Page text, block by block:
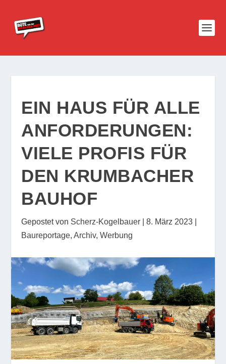
EIN HAUS FÜR ALLE
ANFORDERUNGEN:
VIELE PROFIS FÜR
DEN KRUMBACHER
BAUHOF
Gepostet von Scherz-Kogelbauer |8. März 2023
Baureportage,Archiv,Werbung